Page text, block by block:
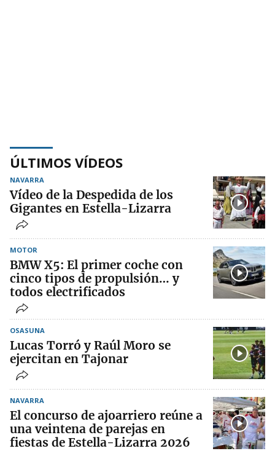
ÚLTIMOS VÍDEOS
NAVARRA
Vídeo de la Despedida de los
Gigantes en Estella-Lizarra
MOTOR
BMW X5: El primer coche con
cinco tipos de propulsión… y
todos electrificados
OSASUNA
Lucas Torró y Raúl Moro se
ejercitan en Tajonar
NAVARRA
El concurso de ajoarriero reúne a
una veintena de parejas en
fiestas de Estella-Lizarra 2026